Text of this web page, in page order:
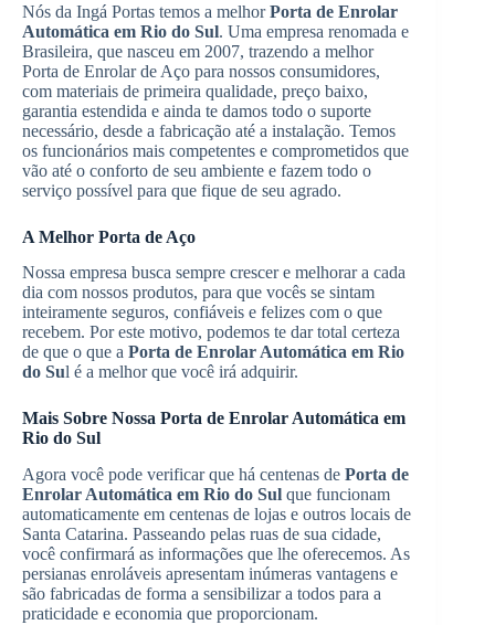
Nós da Ingá Portas temos a melhorPorta de Enrolar
Automática em Rio do Sul. Uma empresa renomada e
Brasileira, que nasceu em 2007, trazendo a melhor
Porta de Enrolar de Aço para nossos consumidores,
com materiais de primeira qualidade, preço baixo,
garantia estendida e ainda te damos todo o suporte
necessário, desde a fabricação até a instalação. Temos
os funcionários mais competentes e comprometidos que
vão até o conforto de seu ambiente e fazem todo o
serviço possível para que fique de seu agrado.
A Melhor Porta de Aço
Nossa empresa busca sempre crescer e melhorar a cada
dia com nossos produtos, para que vocês se sintam
inteiramente seguros, confiáveis e felizes com o que
recebem. Por este motivo, podemos te dar total certeza
de que o que a Porta de Enrolar Automática em Rio
do Sul é a melhor que você irá adquirir.
Mais Sobre Nossa Porta de Enrolar Automática em
Rio do Sul
Agora você pode verificar que há centenas de Porta de
Enrolar Automática em Rio do Sul que funcionam
automaticamente em centenas de lojas e outros locais de
Santa Catarina. Passeando pelas ruas de sua cidade,
você confirmará as informações que lhe oferecemos. As
persianas enroláveis ​​apresentam inúmeras vantagens e
são fabricadas de forma a sensibilizar a todos para a
praticidade e economia que proporcionam.